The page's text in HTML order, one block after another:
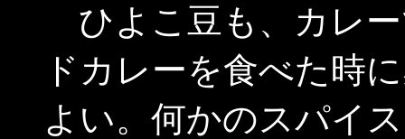
ひよこ豆も、カレ
ドカレーを食べた時
よい。何かのスパイ